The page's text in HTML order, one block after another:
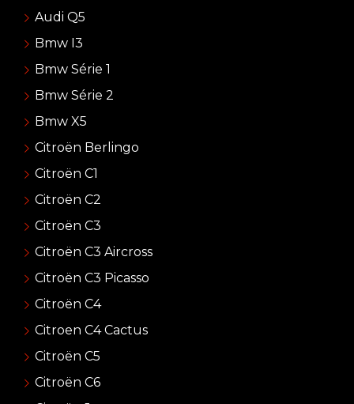
Audi Q5
Bmw I3
Bmw Série 1
Bmw Série 2
Bmw X5
Citroën Berlingo
Citroën C1
Citroën C2
Citroën C3
Citroën C3 Aircross
Citroën C3 Picasso
Citroën C4
Citroen C4 Cactus
Citroën C5
Citroën C6